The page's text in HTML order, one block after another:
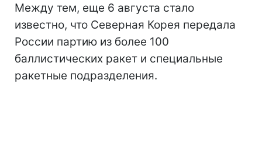
Между тем, еще 6 августа стало
известно, что Северная Корея передала
России партию из более 100
баллистических ракет и специальные
ракетные подразделения.